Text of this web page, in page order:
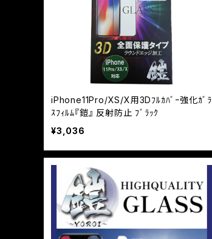
iPhone11Pro/XS/X用3Dﾌﾙｶﾊﾞｰ強化ｶﾞﾗ
ｽﾌｨﾙﾑ『鎧』 反射防止 ﾌﾞﾗｯｸ
¥3,036